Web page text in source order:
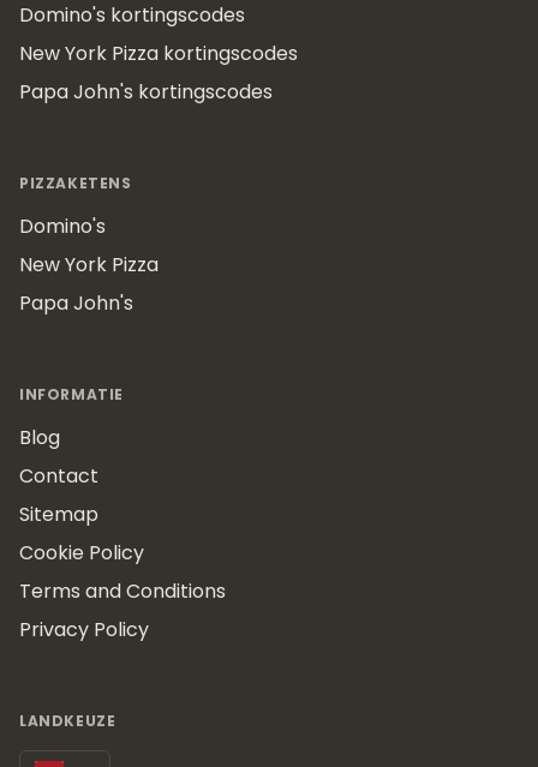
Domino's kortingscodes
New York Pizza kortingscodes
Papa John's kortingscodes
PIZZAKETENS
Domino's
New York Pizza
Papa John's
INFORMATIE
Blog
Contact
Sitemap
Cookie Policy
Terms and Conditions
Privacy Policy
LANDKEUZE